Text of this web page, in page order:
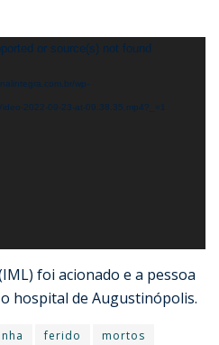
or source(s) not found
wp-
2022-09-23-at-09.38.35.mp4?_=1
foi acionado e a pessoa
hospital de Augustinópolis.
ferido mortos